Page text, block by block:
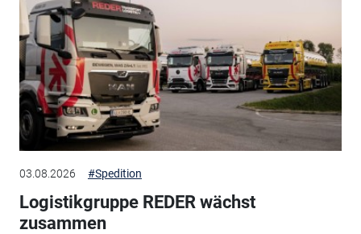
03.08.2026 #Spedition
Logistikgruppe REDER wächst
zusammen